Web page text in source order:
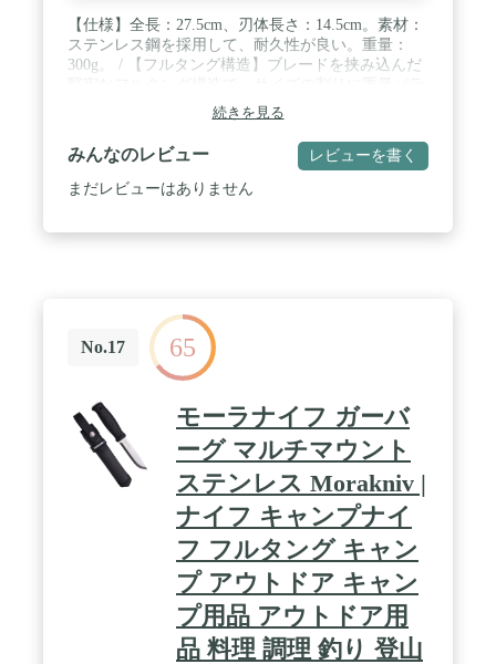
い。 / 【寒い土地の北欧ならではのハンドルデザイ
ン】 フルタングナイフの多くは、ブレードを木材な
どで挟んでいるモデルのタイプが多く見られます
ったデザインになっています。これは冬の時期が多
金属が手のひらに触れないよう考えられた北欧なら
ではのナイフといえます。また、ハンドルはバレル
型になっているため、握りやすく滑りにくい形状と
ーを用いるなど、持続可能な社会への貢献を可能に
しています。 / 刃長：約10.9cm 全長：約22.9cm
刃厚：約3.2mm 重量：約170ｇ(ナイフのみの重量)
材：ポリアミド / 付属品：レザーシース、 生産国：
スウェーデン / ※正当な理由なくこの商品を携帯す
ることは法令により禁止されております。 / ※18歳
未満の方はこの商品を購入しないようお願いしま
【仕様】全長：27.5cm、刃体長さ：14.5cm。素材：
ステンレス鋼を採用して、耐久性が良い。重量：
300g。 / 【フルタング構造】ブレードを挟み込んだ
ンスはニュートラルなので、握りやすく、力を入れ
やすいです。​グリップ材質は天然ウッド材で手に優
しくて、高級感があります。 / 【ケース付き】専用
収納シースが付いて、ケースの背部にクリップが付
いています。ベルトに付けられて、携帯しやすいで
続きを見る
みんなのレビュー レビューを書く
まだレビューはありません
No.17 65
モーラナイフ ガーバ
ーグ マルチマウント
ステンレス Morakniv |
ナイフ キャンプナイ
フ フルタング キャン
プ アウトドア キャン
プ用品 アウトドア用
品 料理 調理 釣り 登山